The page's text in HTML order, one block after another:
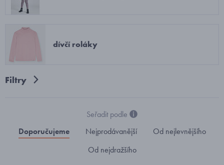
dívčí roláky
Filtry
Seřadit podle
Doporučujeme
Nejprodávanější
Od nejlevnějšího
Od nejdražšího